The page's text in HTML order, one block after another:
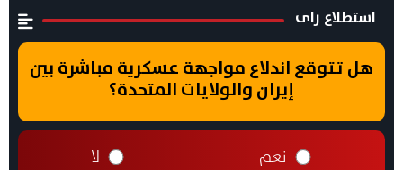
استطلاع راى
هل تتوقع اندلاع مواجهة عسكرية مباشرة بين
إيران والولايات المتحدة؟
نعم لا